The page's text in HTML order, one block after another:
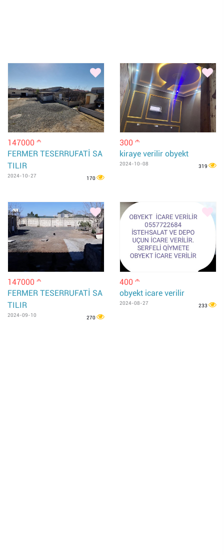
147000 m
FERMER TESERRUFATİ SA
TILIR
2024-10-27 170
300 m
kiraye verilir obyekt
2024-10-08 319
147000 m
FERMER TESERRUFATİ SA
TILIR
2024-09-10 270
400 m
obyekt icare verilir
2024-08-27 233